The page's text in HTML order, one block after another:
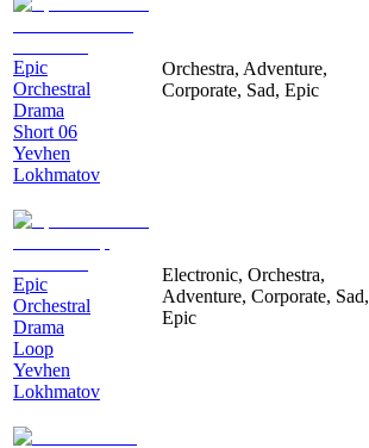
Epic
Orchestral
Drama
Short 06
Yevhen
Lokhmatov
Orchestra, Adventure,
Corporate, Sad, Epic
Epic
Orchestral
Drama
Loop
Yevhen
Lokhmatov
Electronic, Orchestra,
Adventure, Corporate, Sad,
Epic